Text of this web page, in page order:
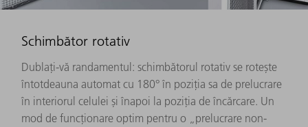
Schimbător rotativ
Dublați-vă randamentul: schimbătorul rotativ se rotește
întotdeauna automat cu 180° în poziția sa de prelucrare
în interiorul celulei și înapoi la poziția de încărcare. Un
mod de funcționare optim pentru o „prelucrare non-